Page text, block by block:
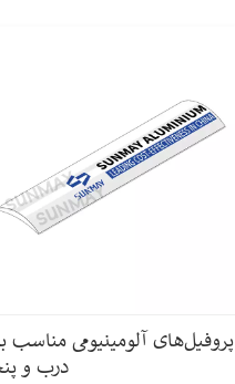
پروفیل‌های آلومینیومی مناسب
درب و